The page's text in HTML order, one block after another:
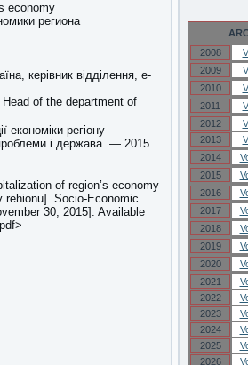
economy
региона
керівник відділення, e-
of the department of
економіки регіону
і держава. — 2015.
of region’s economy
rehionu]. Socio-Economic
30, 2015]. Available
2008
2009
2010
2011
2012
2013
2014
2015
2016
2017
2018
2019
2020
2021
2022
2023
2024
2025
2026